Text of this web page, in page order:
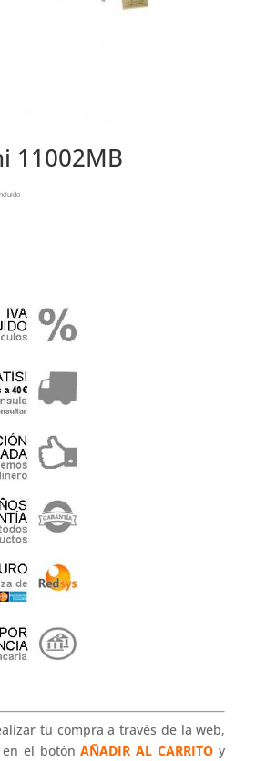
11002MB
tu compra a través de la web,
en el botónAÑADIR AL CARRITO y